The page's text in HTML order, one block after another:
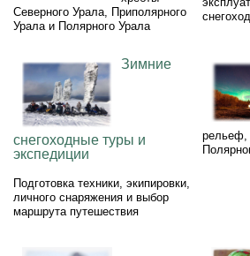
Северного Урала, Приполярного
Урала и Полярного Урала
Зимние
снегоходные туры и
экспедиции
Подготовка техники, экипировки,
личного снаряжения и выбор
маршрута путешествия
рельеф,